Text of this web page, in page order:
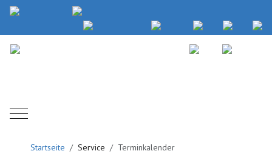
Mobile Menu Toggle
Startseite Service Terminkalender